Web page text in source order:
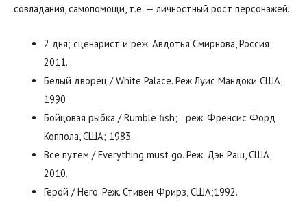
совладания, самопомощи, т.е. — личностный рост персонажей.
2 дня; сценарист и реж. Авдотья Смирнова, Россия;
2011.
Белый дворец / White Palace. Реж.Луис Мандоки США;
1990
Бойцовая рыбка / Rumble fish; реж. Френсис Форд
Коппола, США; 1983.
Все путем / Everything must go. Реж. Дэн Раш, США;
2010.
Герой / Hero. Реж. Стивен Фрирз, США;1992.